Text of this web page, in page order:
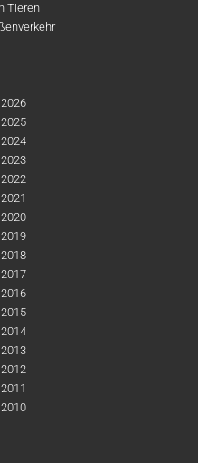
Tieren